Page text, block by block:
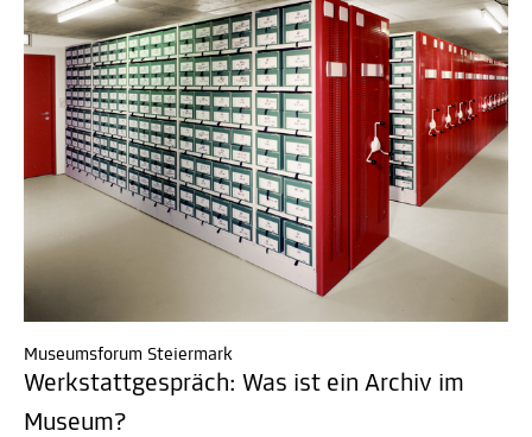
Museumsforum Steiermark
Werkstattgespräch: Was ist ein Archiv im
Museum?